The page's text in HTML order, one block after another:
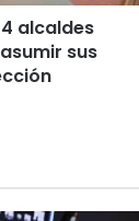
alcaldes
sus